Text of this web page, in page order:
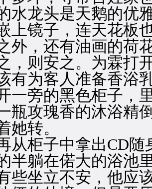
水龙头是天鹅的优
上镜子，连天花板
外，还有油画的荷
则安之。为霖打开
有为客人准备香浴
旁的黑色柜子，里
攻瑰香的沐浴精倒
她转。
柜子中拿出CD随
半躺在偌大的浴池
坐立不安，他应该